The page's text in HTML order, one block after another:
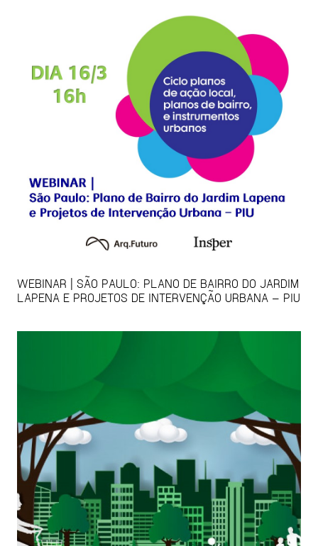
WEBINAR | SÃO PAULO: PLANO DE BAIRRO DO JARDIM
LAPENA E PROJETOS DE INTERVENÇÃO URBANA – PIU